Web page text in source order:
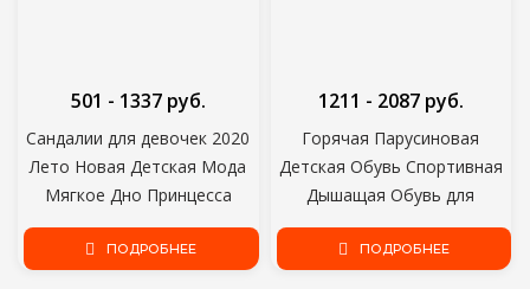
Сандалии для девочек 2020
Лето Новая Детская Мода
Мягкое Дно Принцесса
Обувь Маленькая Девочка
Детская Обувь Дикий Стиль
501 - 1337 руб.
ПОДРОБНЕЕ
Горячая Парусиновая
Детская Обувь Спортивная
Дышащая Обувь для
мальчиков Кроссовки
Брендовая Детская Обувь
1211 - 2087 руб.
ПОДРОБНЕЕ